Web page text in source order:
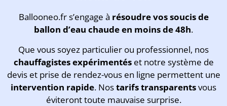
Ballooneo.fr s’engage à résoudre vos soucis de
ballon d’eau chaude en moins de 48h.
Que vous soyez particulier ou professionnel, nos
chauffagistes expérimentéset notre système de
devis et prise de rendez-vous en ligne permettent une
intervention rapide. Nostarifs transparentsvous
éviteront toute mauvaise surprise.